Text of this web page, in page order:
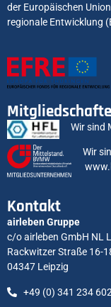
der Europäischen
regionale Entwicklung
Wir sind
Wir
Kontakt
airleben Gruppe
c/o airleben GmbH NL
Rackwitzer Straße 16-
04347 Leipzig
+49 (0) 341 234